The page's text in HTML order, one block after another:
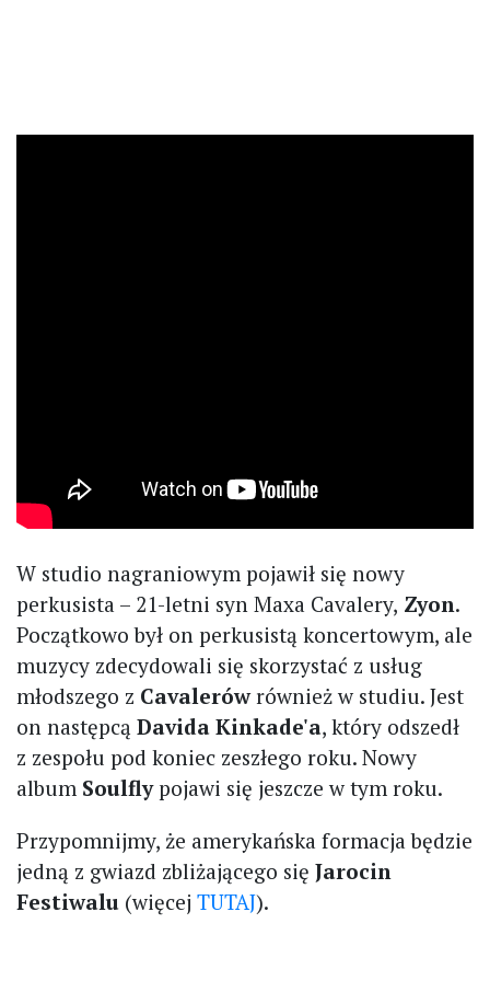
W studio nagraniowym pojawił się nowy
perkusista – 21-letni syn Maxa Cavalery, Zyon.
Początkowo był on perkusistą koncertowym, ale
muzycy zdecydowali się skorzystać z usług
młodszego z Cavalerówrównież w studiu. Jest
on następcą Davida Kinkade'a, który odszedł
z zespołu pod koniec zeszłego roku. Nowy
album Soulflypojawi się jeszcze w tym roku.
Przypomnijmy, że amerykańska formacja będzie
jedną z gwiazd zbliżającego się Jarocin
Festiwalu (więcej TUTAJ).